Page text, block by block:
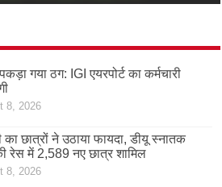
गया ठग: IGI एयरपोर्ट का कर्मचारी
8, 2026
का छात्रों ने उठाया फायदा, डीयू स्नातक
रेस में 2,589 नए छात्र शामिल
8, 2026